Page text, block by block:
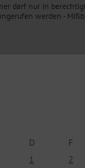
darf nur in
werden -
D F
1
2